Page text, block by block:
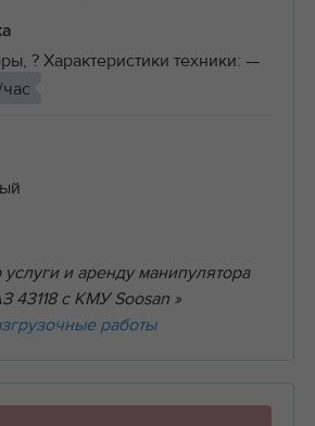
? Характеристики техники: —
и аренду манипулятора
43118 с КМУ Soosan »
работы